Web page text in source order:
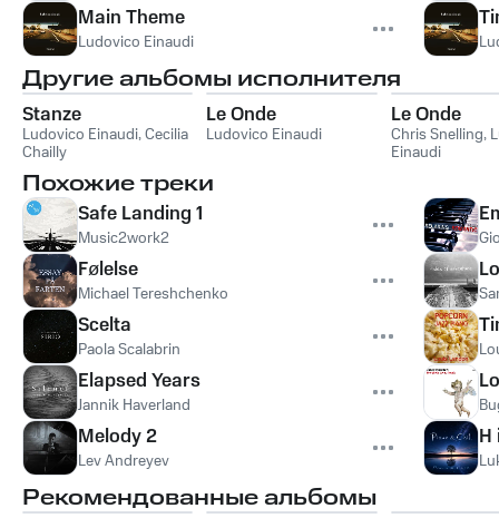
Main Theme
Ludovico Einaudi
Другие альбомы исполнителя
Stanze
Ludovico Einaudi,Cecilia
Chailly
Le Onde
Ludovico Einaudi
Le Onde
Chris Snelling,
Einaudi
Похожие треки
Safe Landing 1
Music2work2
Følelse
Michael Tereshchenko
Scelta
Paola Scalabrin
Elapsed Years
Jannik Haverland
Melody 2
Lev Andreyev
H
Рекомендованные альбомы